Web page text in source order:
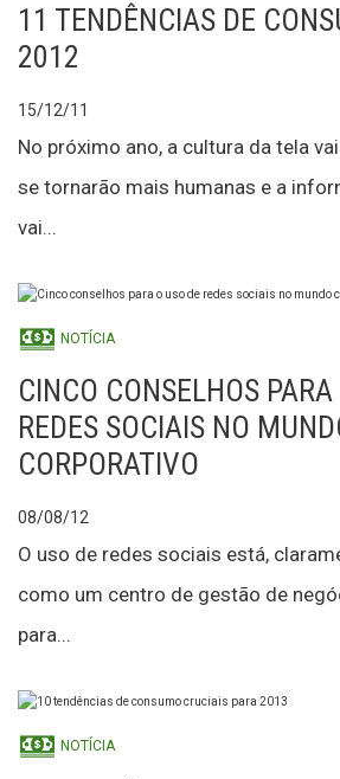
11 TENDÊNCIAS DE
2012
15/12/11
No próximo ano, a cultura da tela
se tornarão mais humanas e a
vai...
NOTÍCIA
CINCO CONSELHOS
REDES SOCIAIS NO
CORPORATIVO
08/08/12
O uso de redes sociais está,
como um centro de gestão de
para...
NOTÍCIA